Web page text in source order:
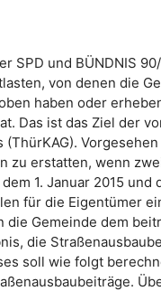
SPD und BÜNDNIS
von denen die
haben oder
Das ist das Ziel der
(ThürKAG).
zu erstatten, wenn
1. Januar 2015 und
für die Eigentümer
die Gemeinde dem
die
soll wie folgt